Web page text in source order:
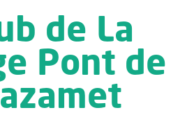
de La
Pont de